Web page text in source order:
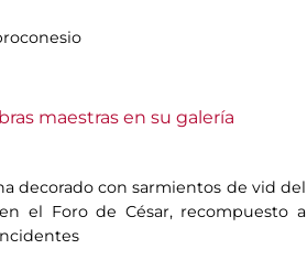
maestras en su galería
decorado con sarmientos de vid del
el Foro de César, recompuesto a